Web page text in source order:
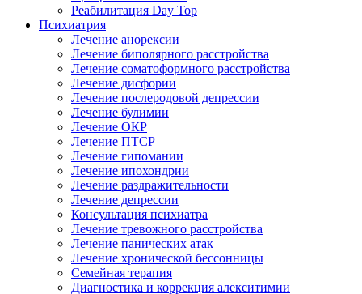
Реабилитация Day Top
Психиатрия
Лечение анорексии
Лечение биполярного расстройства
Лечение соматоформного расстройства
Лечение дисфории
Лечение послеродовой депрессии
Лечение булимии
Лечение ОКР
Лечение ПТСР
Лечение гипомании
Лечение ипохондрии
Лечение раздражительности
Лечение депрессии
Консультация психиатра
Лечение тревожного расстройства
Лечение панических атак
Лечение хронической бессонницы
Семейная терапия
Диагностика и коррекция алекситимии